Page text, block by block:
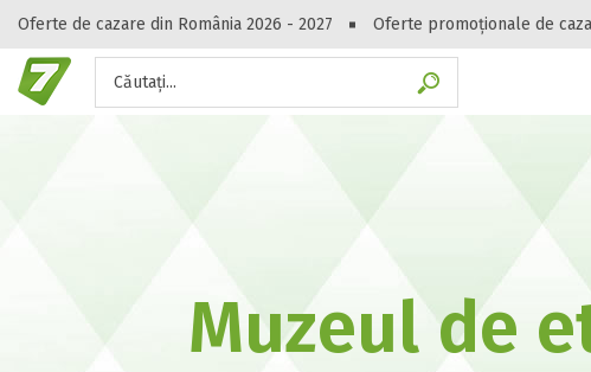
Oferte de cazare din România 2026 - 2027 Oferte promoționale de
Căutați...
Gasești
Muzeul de